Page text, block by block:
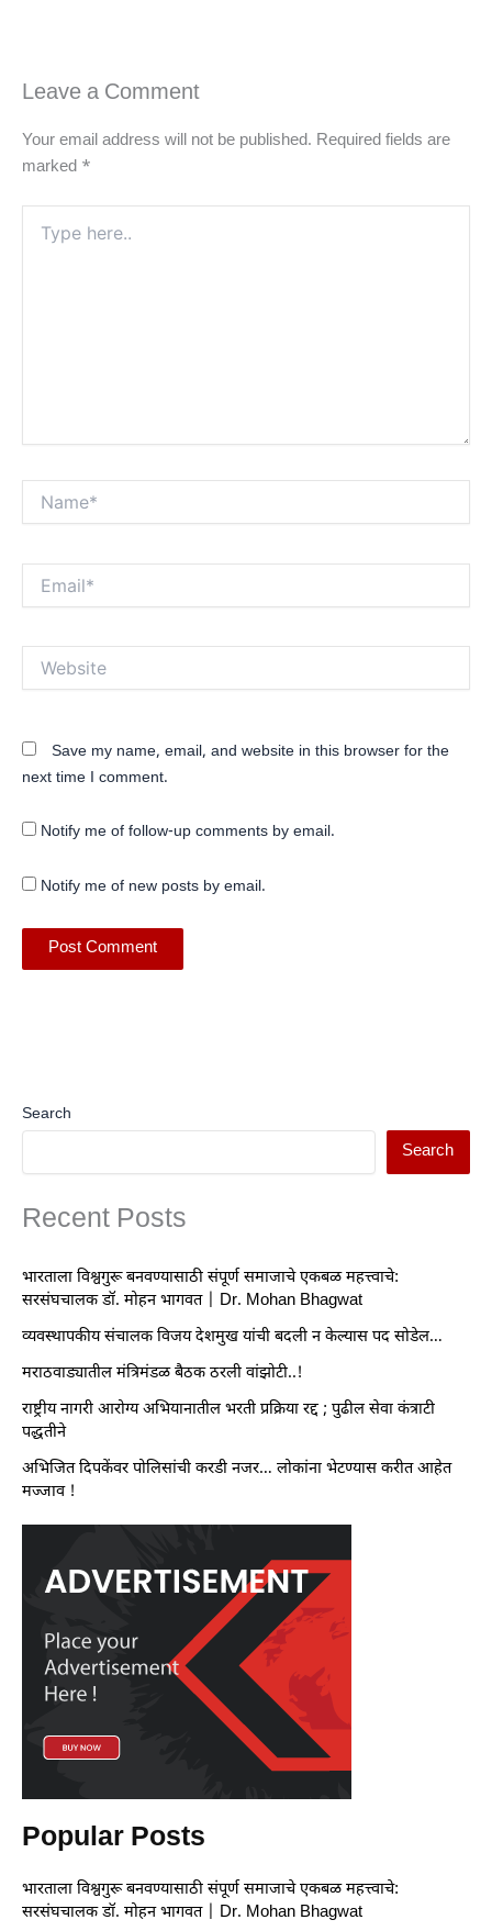
Leave a Comment
Your email address will not be published. Required fields are
marked *
here..
Save my name, email, and website in this browser for the
next time I comment.
Notify me of follow-up comments by email.
Notify me of new posts by email.
Search
Search
Recent Posts
भारताला विश्वगुरू बनवण्यासाठी संपूर्ण समाजाचे एकबळ महत्त्वाचे:
सरसंघचालक डॉ. मोहन भागवत | Dr. Mohan Bhagwat
व्यवस्थापकीय संचालक विजय देशमुख यांची बदली न केल्यास पद सोडेल…
मराठवाड्यातील मंत्रिमंडळ बैठक ठरली वांझोटी..!
राष्ट्रीय नागरी आरोग्य अभियानातील भरती प्रक्रिया रद्द ; पुढील सेवा कंत्राटी
पद्धतीने
अभिजित दिपकेंवर पोलिसांची करडी नजर… लोकांना भेटण्यास करीत आहेत
मज्जाव !
Popular Posts
भारताला विश्वगुरू बनवण्यासाठी संपूर्ण समाजाचे एकबळ महत्त्वाचे:
सरसंघचालक डॉ. मोहन भागवत | Dr. Mohan Bhagwat